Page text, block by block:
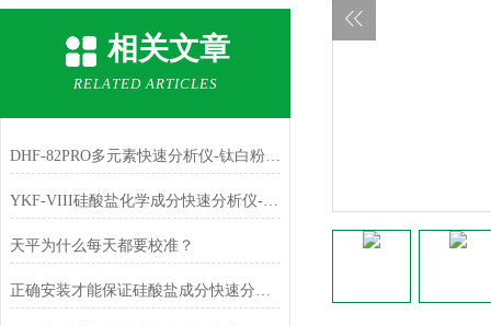
相关文章
RELATED ARTICLES
DHF-82PRO多元素快速分析仪-钛白粉、金红石中主成份TiO2的测定
YKF-VIII硅酸盐化学成分快速分析仪-铁红中主成份Fe2O3的测定
天平为什么每天都要校准？
正确安装才能保证硅酸盐成分快速分析仪的正常运行